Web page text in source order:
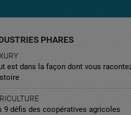
PHARES
est dans la façon dont vous
9 défis des coopératives agricoles